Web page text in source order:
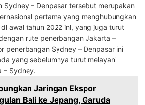
Sydney – Denpasar tersebut merupakan
pertama yang menghubungkan
awal tahun 2022 ini, yang juga turut
rute penerbangan Jakarta –
penerbangan Sydney – Denpasar ini
yang sebelumnya turut melayani
– Sydney.
Jaringan Ekspor
Bali ke Jepang, Garuda